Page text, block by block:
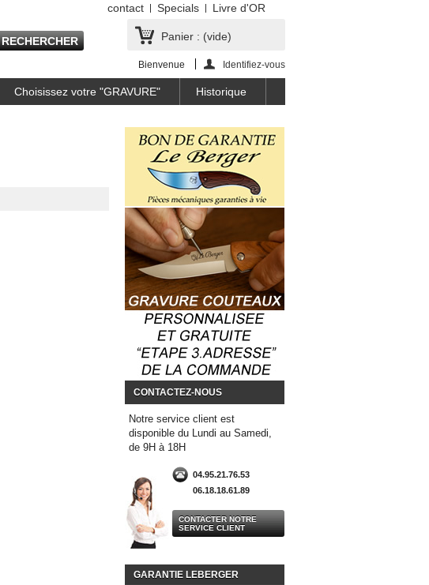
contact Specials Livre d'OR
Panier : (vide)
Bienvenue Identifiez-vous
Choisissez votre "GRAVURE" Historique
CONTACTEZ-NOUS
Notre service client est
disponible du Lundi au Samedi,
de 9H à 18H
04.95.21.76.53
06.18.18.61.89
CONTACTER NOTRE
SERVICE CLIENT
GARANTIE LEBERGER